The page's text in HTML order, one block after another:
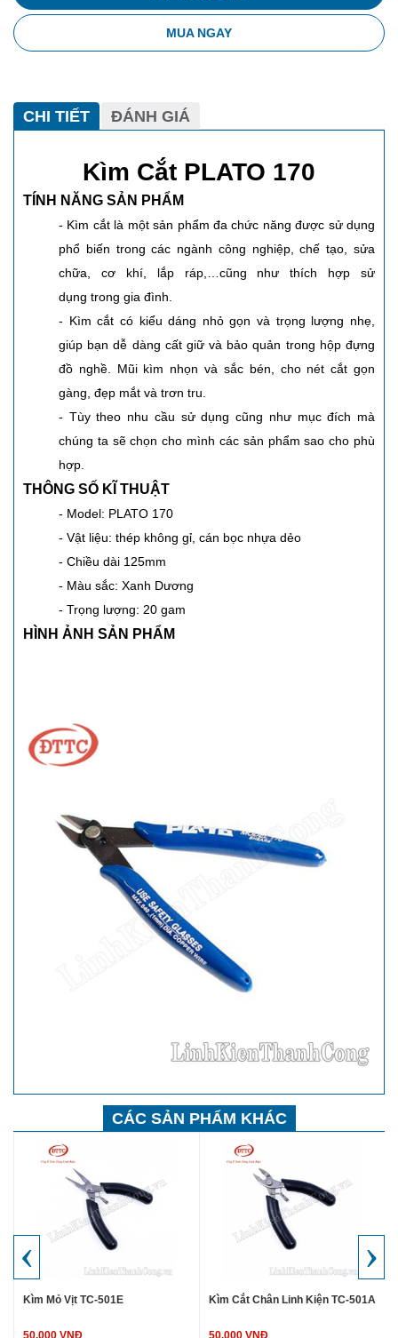
MUA NGAY
CHI TIẾT ĐÁNH GIÁ
Kìm Cắt PLATO 170
TÍNH NĂNG SẢN PHẨM
- Kìm cắt là một sản phẩm đa chức năng được sử dụng
phổ biến trong các ngành công nghiệp, chế tạo, sửa
chữa, cơ khí, lắp ráp,…cũng như thích hợp sử
dụng trong gia đình.
- Kìm cắt có kiểu dáng nhỏ gọn và trọng lượng nhẹ,
giúp bạn dễ dàng cất giữ và bảo quản trong hộp đựng
đồ nghề. Mũi kìm nhọn và sắc bén, cho nét cắt gọn
gàng, đẹp mắt và trơn tru.
- Tùy theo nhu cầu sử dụng cũng như mục đích mà
chúng ta sẽ chọn cho mình các sản phẩm sao cho phù
hợp.
THÔNG SỐ KĨ THUẬT
- Model: PLATO 170
- Vật liệu: thép không gỉ, cán bọc nhựa dẻo
- Chiều dài 125mm
- Màu sắc: Xanh Dương
- Trọng lượng: 20 gam
HÌNH ẢNH SẢN PHẨM
CÁC SẢN PHẨM KHÁC
Kìm Mỏ Vịt TC-501E Kìm Cắt Chân Linh Kiện TC-501A
‹ ›